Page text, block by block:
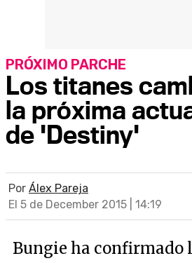
Los titanes
la próxima
de 'Destiny'
PRÓXIMO PARCHE
Por Álex Pareja
El 5 de December 2015 | 14:19
Bungie ha confirmado